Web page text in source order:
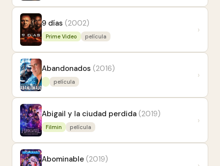
9 días (2002)
Prime Video película
›
Abandonados (2016)
película
›
Abigail y la ciudad perdida (2019)
Filmin película
›
Abominable (2019)